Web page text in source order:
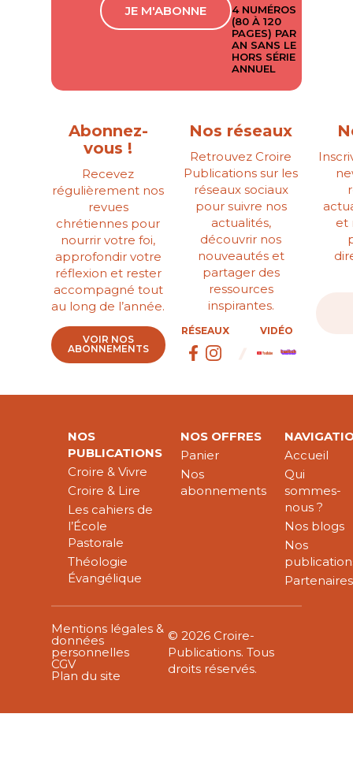
JE M'ABONNE
4 NUMÉROS
(80 À 120
PAGES) PAR
AN SANS LE
HORS SÉRIE
ANNUEL
Abonnez-
vous !
Recevez
régulièrement nos
revues
chrétiennes pour
nourrir votre foi,
approfondir votre
réflexion et rester
accompagné tout
au long de l’année.
VOIR NOS
ABONNEMENTS
Nos réseaux
Retrouvez Croire
Publications sur les
réseaux sociaux
pour suivre nos
actualités,
découvrir nos
nouveautés et
partager des
ressources
inspirantes.
RÉSEAUX VIDÉO
et
NOS
PUBLICATIONS
Croire & Vivre
Croire & Lire
Les cahiers de
l’École
Pastorale
Théologie
Évangélique
NOS OFFRES
Panier
Nos
abonnements
Accueil
Qui
sommes-
nous ?
Nos blogs
Nos
Partenaires
Mentions légales &
données
personnelles
CGV
Plan du site
© 2026 Croire-
Publications. Tous
droits réservés.